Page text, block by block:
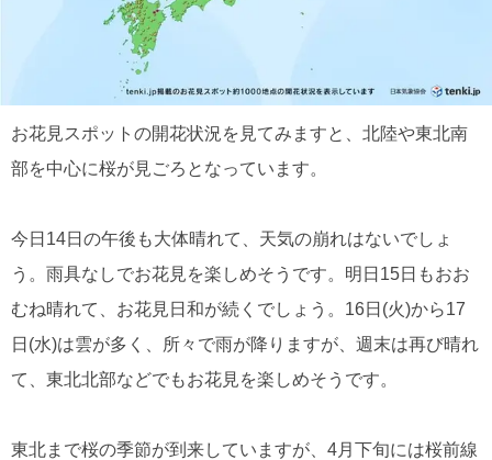
お花見スポットの開花状況を見てみますと、北陸や東北南
部を中心に桜が見ごろとなっています。
今日14日の午後も大体晴れて、天気の崩れはないでしょ
う。雨具なしでお花見を楽しめそうです。明日15日もおお
むね晴れて、お花見日和が続くでしょう。16日(火)から17
日(水)は雲が多く、所々で雨が降りますが、週末は再び晴れ
て、東北北部などでもお花見を楽しめそうです。
東北まで桜の季節が到来していますが、4月下旬には桜前線